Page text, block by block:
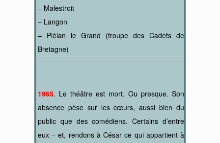
– Malestroit
– Langon
– Plélan le Grand (troupe des Cadets de
Bretagne)
1965. Le théâtre est mort. Ou presque. Son
absence pèse sur les cœurs, aussi bien du
public que des comédiens. Certains d’entre
eux – et, rendons à César ce qui appartient à